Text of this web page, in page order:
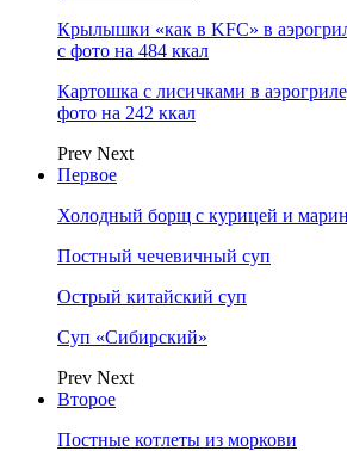
Крылышки «как в KFC» в
с фото на 484 ккал
Картошка с лисичками в
фото на 242 ккал
Prev Next
Первое
Холодный борщ с курицей и
Постный чечевичный суп
Острый китайский суп
Суп «Сибирский»
Prev Next
Второе
Постные котлеты из моркови